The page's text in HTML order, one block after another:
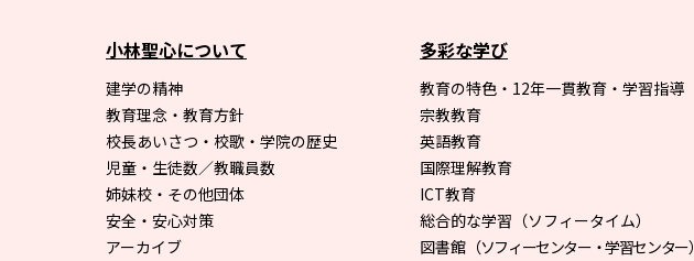
小林聖心について
建学の精神
教育理念・教育方針
校長あいさつ・校歌・学院の歴史
児童・生徒数／教職員数
姉妹校・その他団体
安全・安心対策
アーカイブ
多彩な学び
教育の特色・12年一貫教育・学習指導
宗教教育
英語教育
国際理解教育
ICT教育
総合的な学習（ソフィータイム）
図書館 （ソフィーセンター・学習センター）